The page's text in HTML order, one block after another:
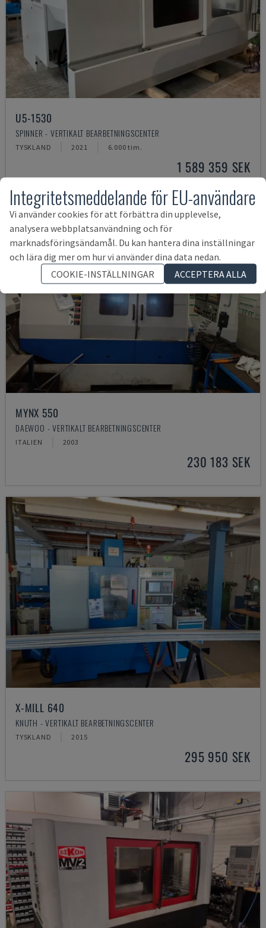
U5-1530
SPINNER - VERTIKALT BEARBETNINGSCENTER
TYSKLAND 2021 6.000 tim.
1 589 359 SEK
MYNX 550
DAEWOO - VERTIKALT BEARBETNINGSCENTER
ITALIEN 2003
230 183 SEK
X-MILL 640
KNUTH - VERTIKALT BEARBETNINGSCENTER
TYSKLAND 2015
295 950 SEK
Integritetsmeddelande för EU-användare
Vi använder cookies för att förbättra din upplevelse,
analysera webbplatsanvändning och för
marknadsföringsändamål. Du kan hantera dina inställningar
och lära dig mer om hur vi använder dina data nedan.
COOKIE-INSTÄLLNINGAR
ACCEPTERA ALLA